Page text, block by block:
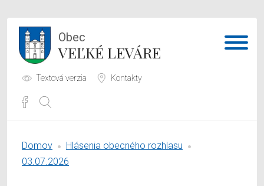
Obec
VEĽKÉ LEVÁRE
Textová verzia Kontakty
Samospráva
Domov
Hlásenia obecného rozhlasu
03.07.2026